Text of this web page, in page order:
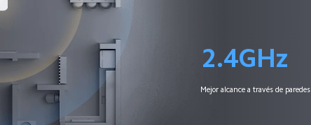
2.4GHz
Mejor alcance a través de paredes